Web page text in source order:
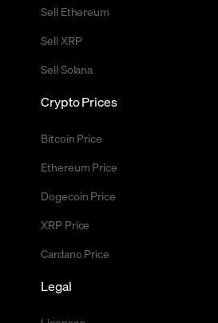
Sell Ethereum
Sell XRP
Sell Solana
Crypto Prices
Bitcoin Price
Ethereum Price
Dogecoin Price
XRP Price
Cardano Price
Legal